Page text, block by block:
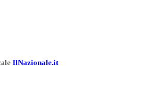
IlNazionale.it